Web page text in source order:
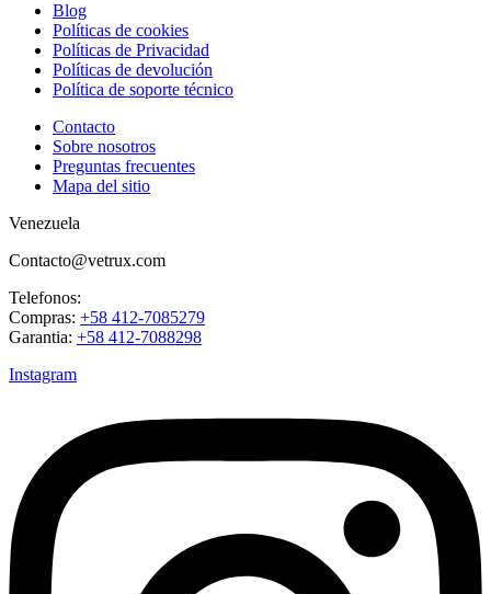
Blog
Políticas de cookies
Políticas de Privacidad
Políticas de devolución
Política de soporte técnico
Contacto
Sobre nosotros
Preguntas frecuentes
Mapa del sitio
Venezuela
Contacto@vetrux.com
Telefonos:
Compras: +58 412-7085279
Garantia: +58 412-7088298
Instagram